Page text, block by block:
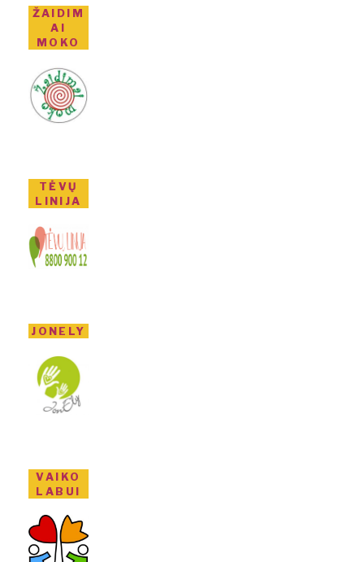
ŽAIDIM
AI
MOKO
TĖVŲ
LINIJA
JONELY
VAIKO
LABUI